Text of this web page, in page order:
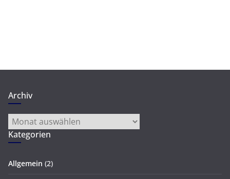
Archiv
Archiv
Kategorien
Allgemein (2)